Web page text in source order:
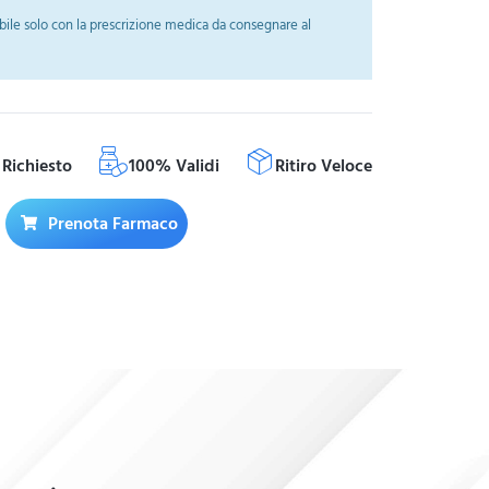
solo con la prescrizione medica da consegnare al
100% Validi Ritiro Veloce
Prenota Farmaco